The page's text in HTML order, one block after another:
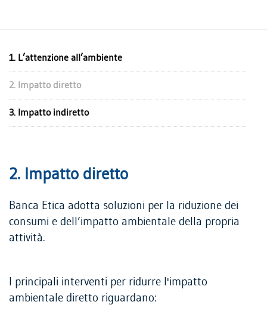
1. L’attenzione all’ambiente
2. Impatto diretto
3. Impatto indiretto
2. Impatto diretto
Banca Etica adotta soluzioni per la riduzione dei
consumi e dell’impatto ambientale della propria
attività.
I principali interventi per ridurre l'impatto
ambientale diretto riguardano: